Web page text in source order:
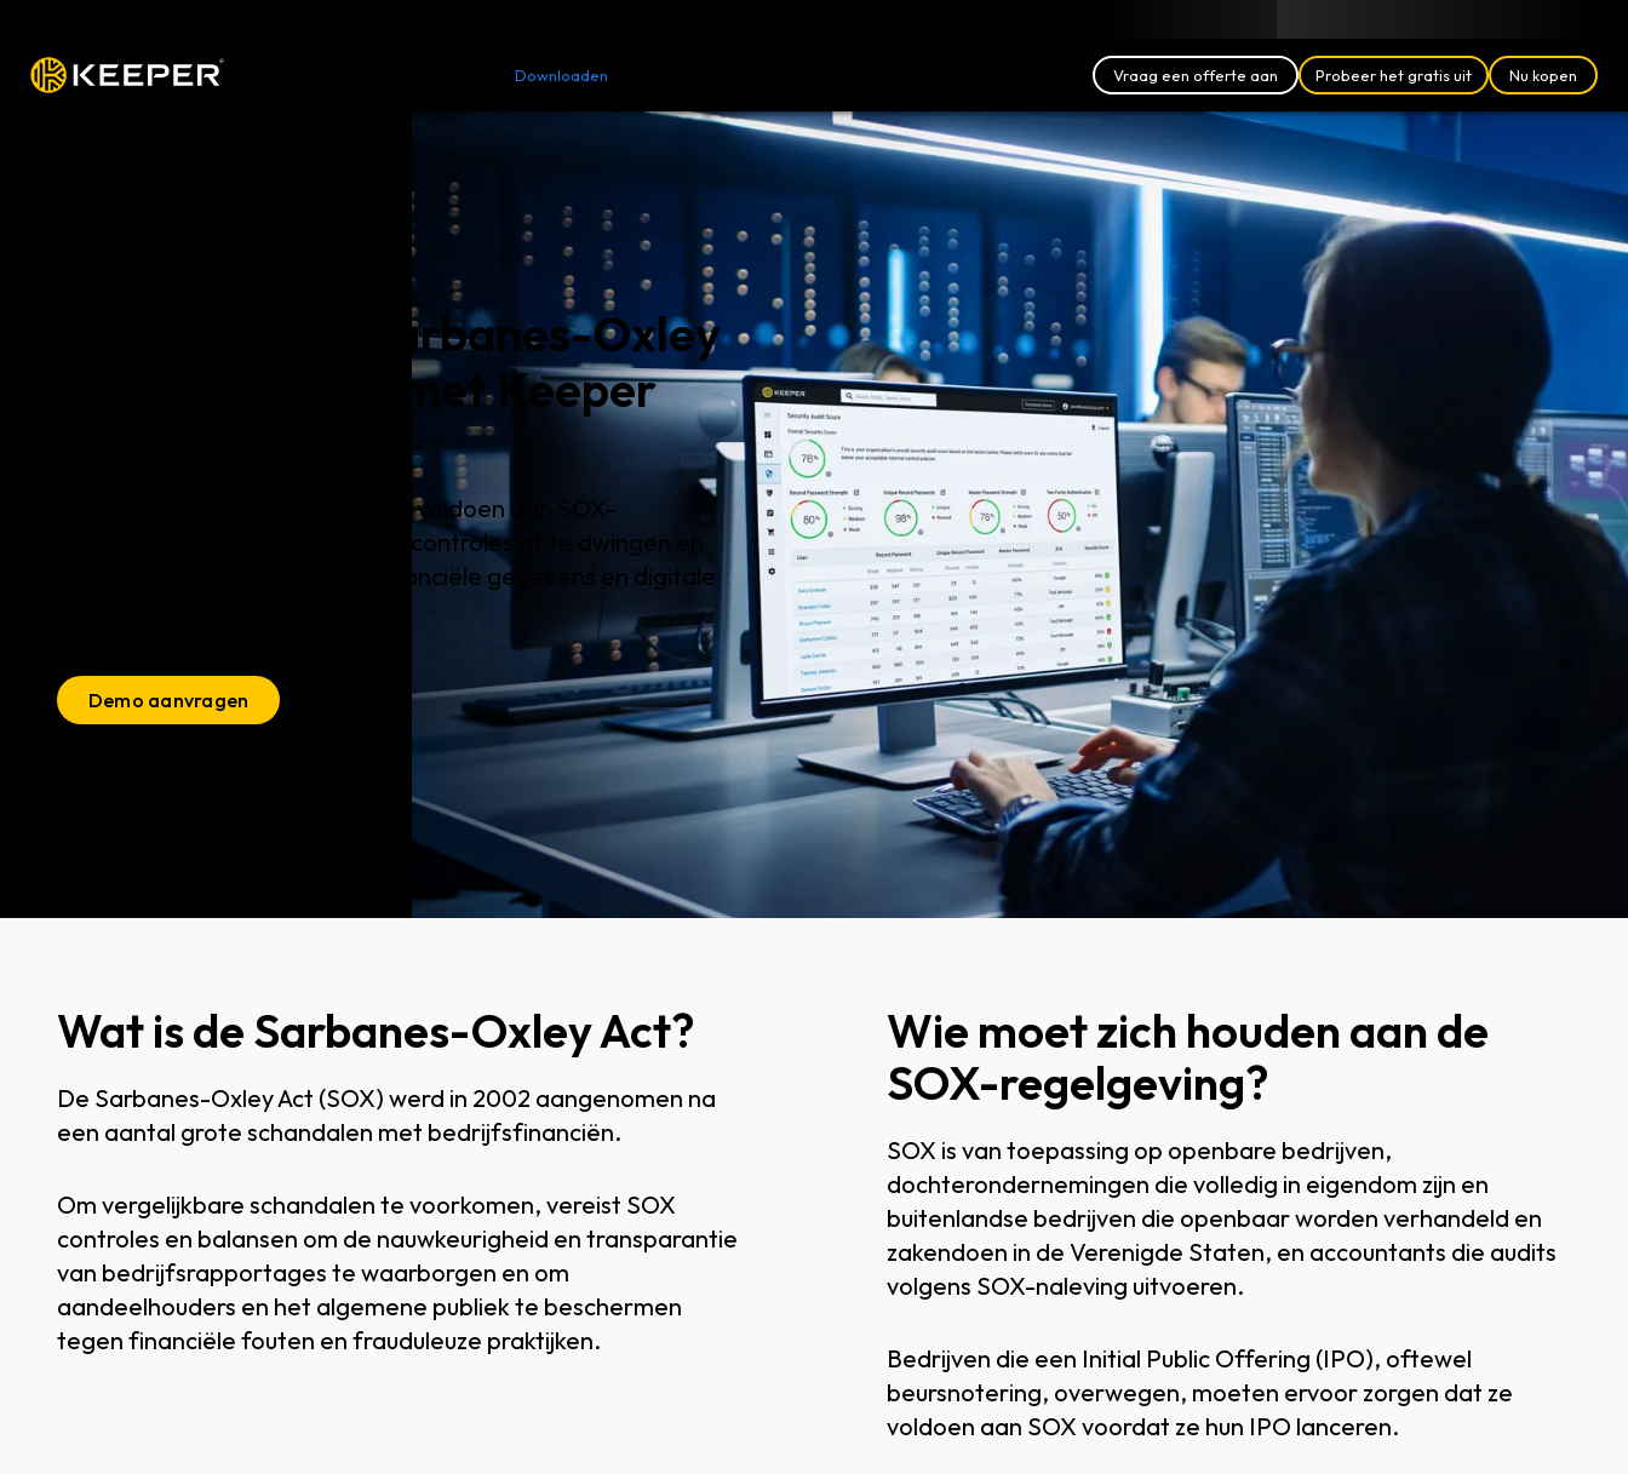
Downloaden Vraag een offerte aan Probeer het gratis uit Nu kopen
Vereenvoudig Sarbanes-Oxley
(SOX)-naleving met Keeper
Keeper helpt organisaties om te voldoen aan SOX-
nalevingsvereisten door interne controles af te dwingen en
beveiligingsmaatregelen om financiële gegevens en digitale
Demo aanvragen
Wat is de Sarbanes-Oxley Act?
De Sarbanes-Oxley Act (SOX) werd in 2002 aangenomen na
een aantal grote schandalen met bedrijfsfinanciën.
Om vergelijkbare schandalen te voorkomen, vereist SOX
controles en balansen om de nauwkeurigheid en transparantie
van bedrijfsrapportages te waarborgen en om
aandeelhouders en het algemene publiek te beschermen
tegen financiële fouten en frauduleuze praktijken.
Wie moet zich houden aan de
SOX-regelgeving?
SOX is van toepassing op openbare bedrijven,
dochterondernemingen die volledig in eigendom zijn en
buitenlandse bedrijven die openbaar worden verhandeld en
zakendoen in de Verenigde Staten, en accountants die audits
volgens SOX-naleving uitvoeren.
Bedrijven die een Initial Public Offering (IPO), oftewel
beursnotering, overwegen, moeten ervoor zorgen dat ze
voldoen aan SOX voordat ze hun IPO lanceren.